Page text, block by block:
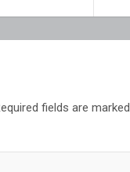
fields are marked